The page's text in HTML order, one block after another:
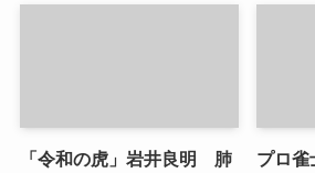
「令和の虎」岩井良明 肺
プロ雀